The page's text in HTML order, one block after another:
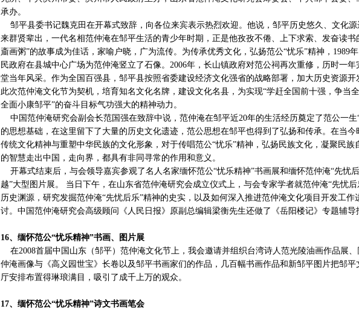
承办。
邹平县委书记魏克田在开幕式致辞，向各位来宾表示热烈欢迎。他说，邹平历史悠久、文化源
来群贤辈出，一代名相范仲淹在邹平生活的青少年时期，正是他孜孜不倦、上下求索、发奋读书
齑画粥”的故事成为佳话，家喻户晓，广为流传。为传承优秀文化，弘扬范公“忧乐”精神，1989
民政府在县城中心广场为范仲淹竖立了石像。2006年，长山镇政府对范公祠再次重修，历时一年
堂当年风采。作为全国百强县，邹平县按照省委建设经济文化强省的战略部署，加大历史资源开
此次范仲淹文化节为契机，培育知名文化名牌，建设文化名县，为实现“学赶全国前十强，争当
全面小康邹平”的奋斗目标气功强大的精神动力。
中国范仲淹研究会副会长范国强在致辞中说，范仲淹在邹平近20年的生活经历奠定了范公一生
的思想基础，在这里留下了大量的历史文化遗迹，范公思想在邹平也得到了弘扬和传承。在当今
传统文化精神与重塑中华民族的文化形象，对于传唱范公“忧乐”精神，弘扬民族文化，凝聚民族
的智慧走出中国，走向界，都具有非同寻常的作用和意义。
开幕式结束后，与会领导嘉宾参观了名人名家缅怀范公“忧乐精神”书画展和缅怀范仲淹“先忧
越”大型图片展。 当日下午，在山东省范仲淹研究会成立仪式上，与会专家学者就范仲淹“先忧后
历史渊源，研究发掘范仲淹“先忧后乐”精神的史实，以及如何深入推进范仲淹文化项目开发工作
讨。中国范仲淹研究会高级顾问《人民日报》原副总编辑梁衡先生还做了《岳阳楼记》专题辅导
16、缅怀范公“忧乐精神”书画、图片展
在2008首届中国山东（邹平）范仲淹文化节上，我会邀请并组织台湾诗人范光陵油画作品展
仲淹画像与《高义园世宝》长卷以及邹平书画家们的作品，几百幅书画作品和新邹平图片把邹平
厅安排布置得琳琅满目，吸引了成千上万的观众。
17、缅怀范公“忧乐精神”诗文书画笔会